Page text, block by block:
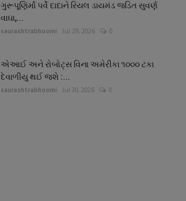
ગુરૂપૂણિર્માં પર્વે દાદાને રિયલ ડાયમંડ જડિત સુવર્ણ
વાઘા,...
saurashtrabhoomi Jul 29, 2026 0
એઆઈ અને રોબોટ્સ વિના અમેરીકા ૧૦૦૦ ટકા
દેવાળીયુ થઈ જશે :...
saurashtrabhoomi Jul 30, 2026 0